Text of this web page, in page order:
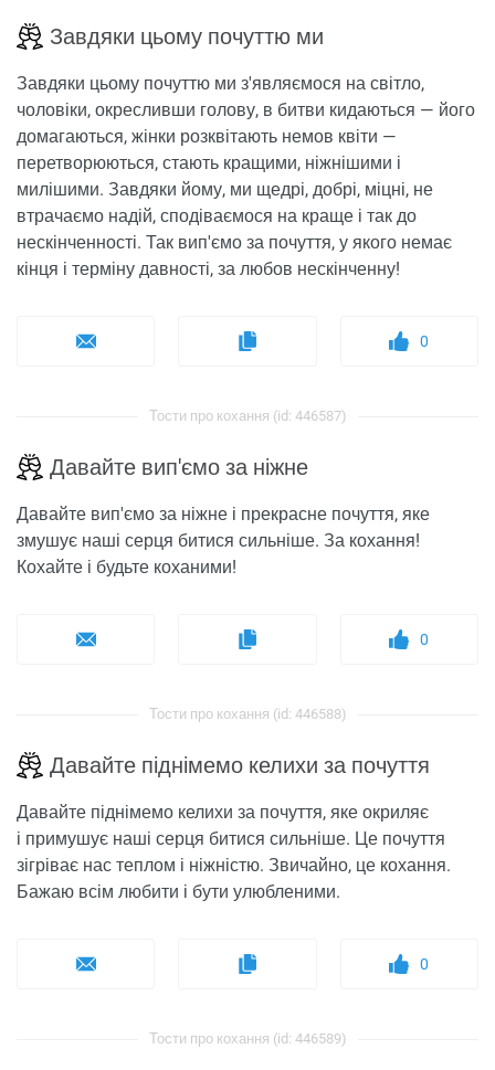
Завдяки цьому почуттю ми
Завдяки цьому почуттю ми з'являємося на світло,
чоловіки, окресливши голову, в битви кидаються — його
домагаються, жінки розквітають немов квіти —
перетворюються, стають кращими, ніжнішими і
милішими. Завдяки йому, ми щедрі, добрі, міцні, не
втрачаємо надій, сподіваємося на краще і так до
нескінченності. Так вип'ємо за почуття, у якого немає
кінця і терміну давності, за любов нескінченну!
0
Тости про кохання (id: 446587)
Давайте вип'ємо за ніжне
Давайте вип'ємо за ніжне і прекрасне почуття, яке
змушує наші серця битися сильніше. За кохання!
Кохайте і будьте коханими!
0
Тости про кохання (id: 446588)
Давайте піднімемо келихи за почуття
Давайте піднімемо келихи за почуття, яке окриляє
і примушує наші серця битися сильніше. Це почуття
зігріває нас теплом і ніжністю. Звичайно, це кохання.
Бажаю всім любити і бути улюбленими.
0
Тости про кохання (id: 446589)